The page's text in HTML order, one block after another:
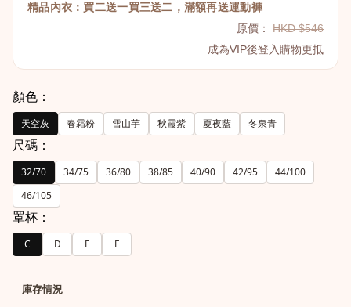
精品內衣：買二送一買三送二，滿額再送運動褲
原價：
HKD $546
成為VIP後登入購物更抵
顏色：
天空灰 春霜粉 雪山芋 秋霞紫 夏夜藍 冬泉青
尺碼：
32/70 34/75 36/80 38/85 40/90 42/95
44/100
46/105
罩杯：
C D E F
庫存情況